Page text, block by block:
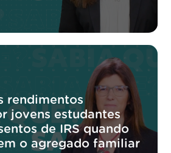
rendimentos
jovens estudantes
de IRS quando
o agregado familiar